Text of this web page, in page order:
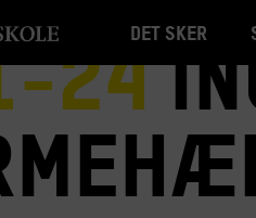
Det sker
24